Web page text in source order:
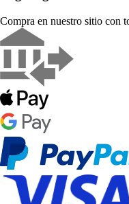
Compra en nuestro sitio con